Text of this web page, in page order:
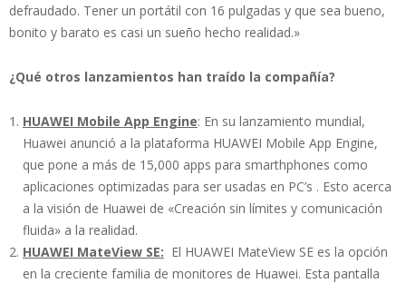
defraudado. Tener un portátil con 16 pulgadas y que sea bueno,
bonito y barato es casi un sueño hecho realidad.»
¿Qué otros lanzamientos han traído la compañía?
HUAWEI Mobile App Engine: En su lanzamiento mundial,
Huawei anunció a la plataforma HUAWEI Mobile App Engine,
que pone a más de 15,000 apps para smarthphones como
aplicaciones optimizadas para ser usadas en PC’s . Esto acerca
a la visión de Huawei de «Creación sin límites y comunicación
fluida» a la realidad.
HUAWEI MateView SE: El HUAWEI MateView SE es la opción
en la creciente familia de monitores de Huawei. Esta pantalla